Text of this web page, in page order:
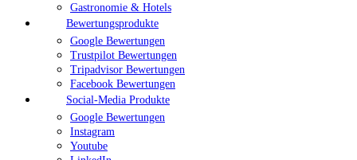
Gastronomie & Hotels
Bewertungsprodukte
Google Bewertungen
Trustpilot Bewertungen
Tripadvisor Bewertungen
Facebook Bewertungen
Social-Media Produkte
Google Bewertungen
Instagram
Youtube